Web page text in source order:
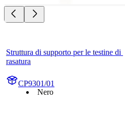
Struttura di supporto per le testine di
rasatura
CP9301/01
Nero